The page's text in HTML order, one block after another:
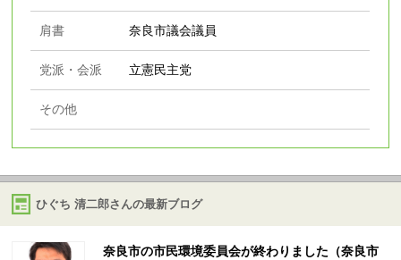
肩書 奈良市議会議員
党派・会派 立憲民主党
その他
ひぐち 清二郎さんの最新ブログ
奈良市の市民環境委員会が終わりました（奈良市